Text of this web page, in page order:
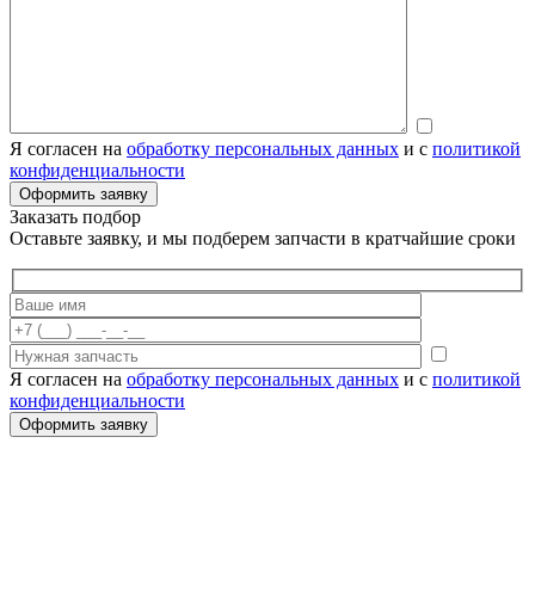
Я согласен на обработку персональных данных и с политикой
конфиденциальности
Заказать подбор
Оставьте заявку, и мы подберем запчасти в кратчайшие сроки
Я согласен на обработку персональных данных и с политикой
конфиденциальности